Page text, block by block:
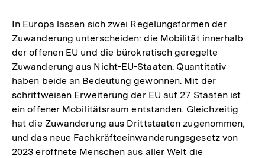
In Europa lassen sich zwei Regelungsformen der
Zuwanderung unterscheiden: die Mobilität innerhalb
der offenen EU und die bürokratisch geregelte
Zuwanderung aus Nicht-EU-Staaten. Quantitativ
haben beide an Bedeutung gewonnen. Mit der
schrittweisen Erweiterung der EU auf 27 Staaten ist
ein offener Mobilitätsraum entstanden. Gleichzeitig
hat die Zuwanderung aus Drittstaaten zugenommen,
und das neue Fachkräfteeinwanderungsgesetz von
2023 eröffnete Menschen aus aller Welt die